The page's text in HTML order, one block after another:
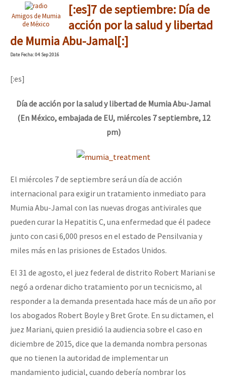
Amigos de Mumia
de México
[:es]7 de septiembre: Día de
acción por la salud y libertad
de Mumia Abu-Jamal[:]
DateFecha: 04 Sep 2016
[:es]
Día de acción por la salud y libertad de Mumia Abu-Jamal
(En México, embajada de EU, miércoles 7 septiembre, 12
pm)
El miércoles 7 de septiembre será un día de acción
internacional para exigir un tratamiento inmediato para
Mumia Abu-Jamal con las nuevas drogas antivirales que
pueden curar la Hepatitis C, una enfermedad que él padece
junto con casi 6,000 presos en el estado de Pensilvania y
miles más en las prisiones de Estados Unidos.
El 31 de agosto, el juez federal de distrito Robert Mariani se
negó a ordenar dicho tratamiento por un tecnicismo, al
responder a la demanda presentada hace más de un año por
los abogados Robert Boyle y Bret Grote. En su dictamen, el
juez Mariani, quien presidió la audiencia sobre el caso en
diciembre de 2015, dice que la demanda nombra personas
que no tienen la autoridad de implementar un
mandamiento judicial, cuando debería nombrar los